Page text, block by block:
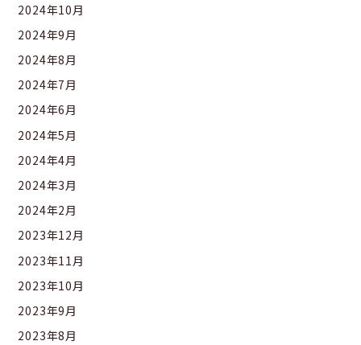
2024年10月
2024年9月
2024年8月
2024年7月
2024年6月
2024年5月
2024年4月
2024年3月
2024年2月
2023年12月
2023年11月
2023年10月
2023年9月
2023年8月